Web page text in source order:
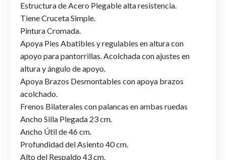
Estructura de Acero Plegable alta resistencia.
Tiene Cruceta Simple.
Pintura Cromada.
Apoya Pies Abatibles y regulables en altura con
apoyo para pantorrillas. Acolchada con ajustes en
altura y ángulo de apoyo.
Apoya Brazos Desmontables con apoya brazos
acolchado.
Frenos Bilaterales con palancas en ambas ruedas
Ancho Silla Plegada 23 cm.
Ancho Útil de 46 cm.
Profundidad del Asiento 40 cm.
Alto del Respaldo 43 cm.